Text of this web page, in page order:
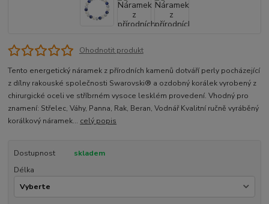
Ohodnotit produkt
Tento energetický náramek z přírodních kamenů dotváří perly pocházející
z dílny rakouské společnosti Swarovski® a ozdobný korálek vyrobený z
chirurgické oceli ve stříbrném vysoce lesklém provedení. Vhodný pro
znamení: Střelec, Váhy, Panna, Rak, Beran, Vodnář Kvalitní ručně vyráběný
korálkový náramek... celý popis
Dostupnost
skladem
Délka